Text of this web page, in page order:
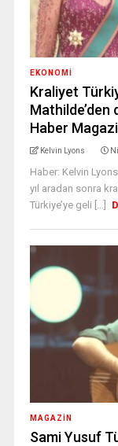
EKONOMİ
Kraliyet
Mathilde’den
Haber
Kelvin Lyons
Haber: Kelvin
yıl aradan sonra
Türkiye’ye geli [...]
MAGAZİN
Sami Yusuf